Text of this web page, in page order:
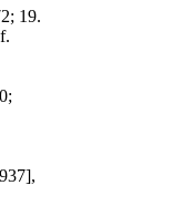
19.